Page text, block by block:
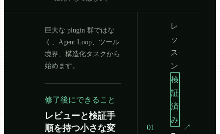
巨大な plugin 群ではな
く、Agent Loop、ツール
境界、構造化タスクから
始めます。
修了後にできること
レビューと検証手
順を持つ小さな変
01
レ
ッ
ス
ン
検
証
済
み
↗